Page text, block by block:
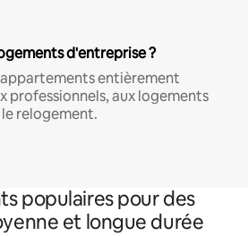
d'entreprise ?
entièrement
professionnels, aux logements
relogement.
populaires pour des
et longue durée